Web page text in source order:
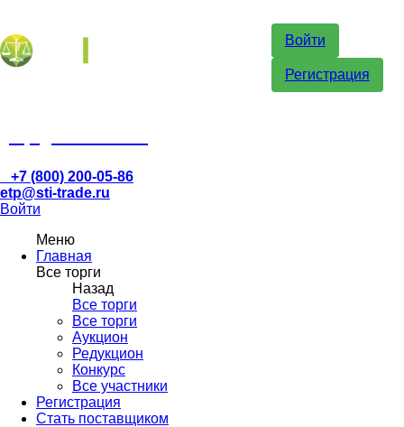
Войти
Регистрация
+7 (800) 200-05-86
etp@sti-trade.ru
Войти
Меню
Главная
Все торги
Назад
Все торги
Все торги
Аукцион
Редукцион
Конкурс
Все участники
Регистрация
Стать поставщиком